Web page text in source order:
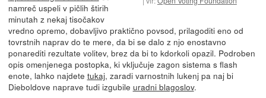
namreč uspeli v pičlih štirih
minutah z nekaj tisočakov
vredno opremo, dobavljivo praktično povsod, prilagoditi eno od
tovrstnih naprav do te mere, da bi se dalo z njo enostavno
ponarediti rezultate volitev, brez da bi to kdorkoli opazil. Podroben
opis omenjenega postopka, ki vključuje zagon sistema s flash
enote, lahko najdete tukaj, zaradi varnostnih lukenj pa naj bi
Dieboldove naprave tudi izgubile uradni blagoslov.